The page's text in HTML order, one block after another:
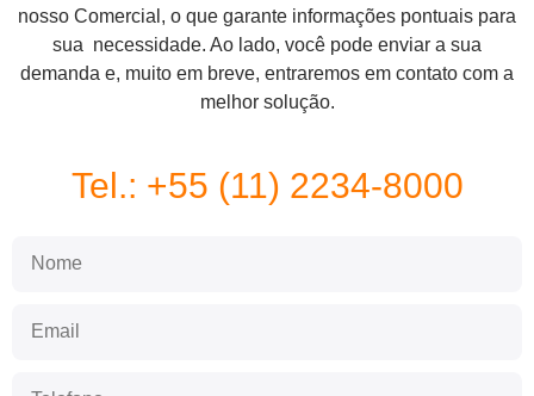
nosso Comercial, o que garante informações pontuais para
sua necessidade. Ao lado, você pode enviar a sua
demanda e, muito em breve, entraremos em contato com a
melhor solução.
Tel.: +55 (11) 2234-8000